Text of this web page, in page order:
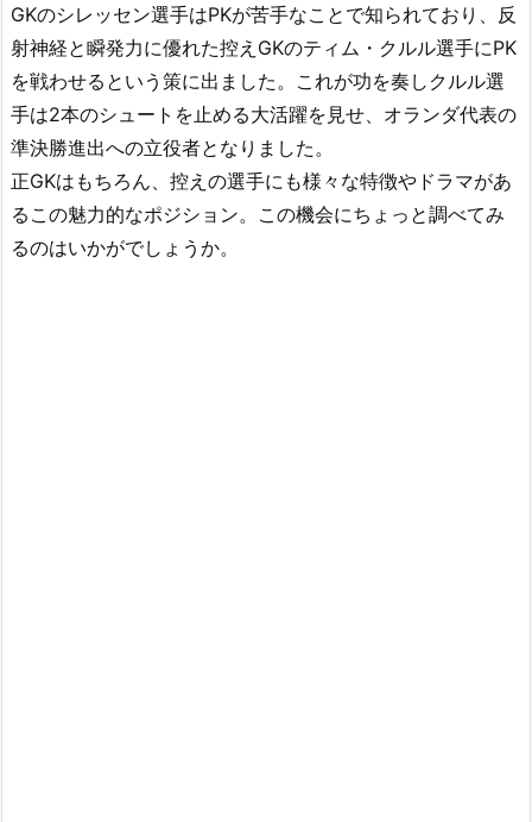
GKのシレッセン選手はPKが苦手なことで知られており、反
射神経と瞬発力に優れた控えGKのティム・クルル選手にPK
を戦わせるという策に出ました。これが功を奏しクルル選
手は2本のシュートを止める大活躍を見せ、オランダ代表の
準決勝進出への立役者となりました。
正GKはもちろん、控えの選手にも様々な特徴やドラマがあ
るこの魅力的なポジション。この機会にちょっと調べてみ
るのはいかがでしょうか。